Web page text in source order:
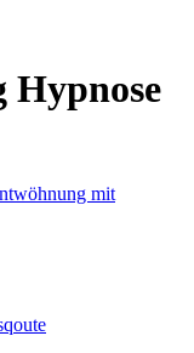
Hypnose
mit